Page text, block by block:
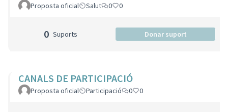
Proposta oficial Salut 0 0
0 Suports Donar suport
CANALS DE PARTICIPACIÓ
Proposta oficial Participació 0 0